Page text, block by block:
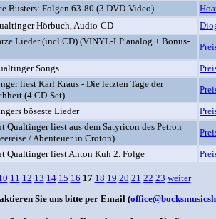
Busters: Folgen 63-80 (3 DVD-Video)
Hörbuch, Audio-CD
Lieder (incl.CD) (VINYL-LP analog + Bonus-
Songs
liest Karl Kraus - Die letzten Tage der
(4 CD-Set)
böseste Lieder
Qualtinger liest aus dem Satyricon des Petron
/ Abenteuer in Croton)
Qualtinger liest Anton Kuh 2. Folge
11 12 13 14 15 16 17 18 19 20 21 22 23 weiter
Sie uns bitte per Email (